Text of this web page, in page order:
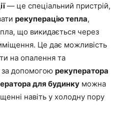
— це спеціальний пристрій,
рекуперацію тепла,
що викидається через
Це дає можливість
на опалення та
за допомогою рекуператора
для будинку можна
навіть у холодну пору